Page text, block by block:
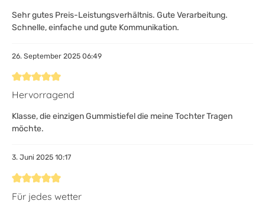
Sehr gutes Preis-Leistungsverhältnis. Gute Verarbeitung.
Schnelle, einfache und gute Kommunikation.
26. September 2025 06:49
Bewertung mit 5 von 5 Sternen
Hervorragend
Klasse, die einzigen Gummistiefel die meine Tochter Tragen
möchte.
3. Juni 2025 10:17
Bewertung mit 5 von 5 Sternen
Für jedes wetter